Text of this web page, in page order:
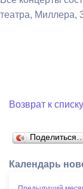
театра, Миллера,
Возврат к списку
Поделиться…
Календарь